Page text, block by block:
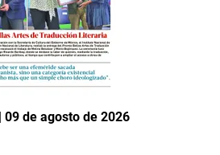
de agosto de 2026